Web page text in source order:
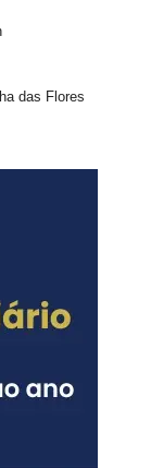
das Flores